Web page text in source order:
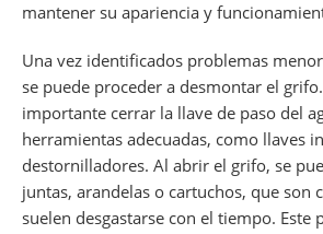
mantener su apariencia y
Una vez identificados problemas
se puede proceder a desmontar el
importante cerrar la llave de paso del
herramientas adecuadas, como llaves
destornilladores. Al abrir el grifo, se
juntas, arandelas o cartuchos, que son
suelen desgastarse con el tiempo. Este